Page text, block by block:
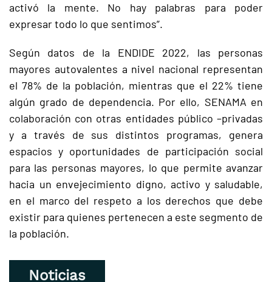
activó la mente. No hay palabras para poder
expresar todo lo que sentimos”.
Según datos de la ENDIDE 2022, las personas
mayores autovalentes a nivel nacional representan
el 78% de la población, mientras que el 22% tiene
algún grado de dependencia. Por ello, SENAMA en
colaboración con otras entidades público –privadas
y a través de sus distintos programas, genera
espacios y oportunidades de participación social
para las personas mayores, lo que permite avanzar
hacia un envejecimiento digno, activo y saludable,
en el marco del respeto a los derechos que debe
existir para quienes pertenecen a este segmento de
la población.
Noticias